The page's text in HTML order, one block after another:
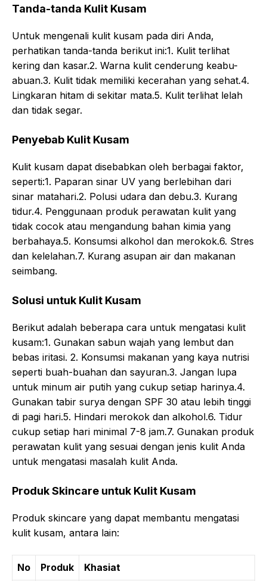
Tanda-tanda Kulit Kusam
Untuk mengenali kulit kusam pada diri Anda,
perhatikan tanda-tanda berikut ini:1. Kulit terlihat
kering dan kasar.2. Warna kulit cenderung keabu-
abuan.3. Kulit tidak memiliki kecerahan yang sehat.4.
Lingkaran hitam di sekitar mata.5. Kulit terlihat lelah
dan tidak segar.
Penyebab Kulit Kusam
Kulit kusam dapat disebabkan oleh berbagai faktor,
seperti:1. Paparan sinar UV yang berlebihan dari
sinar matahari.2. Polusi udara dan debu.3. Kurang
tidur.4. Penggunaan produk perawatan kulit yang
tidak cocok atau mengandung bahan kimia yang
berbahaya.5. Konsumsi alkohol dan merokok.6. Stres
dan kelelahan.7. Kurang asupan air dan makanan
seimbang.
Solusi untuk Kulit Kusam
Berikut adalah beberapa cara untuk mengatasi kulit
kusam:1. Gunakan sabun wajah yang lembut dan
bebas iritasi. 2. Konsumsi makanan yang kaya nutrisi
seperti buah-buahan dan sayuran.3. Jangan lupa
untuk minum air putih yang cukup setiap harinya.4.
Gunakan tabir surya dengan SPF 30 atau lebih tinggi
di pagi hari.5. Hindari merokok dan alkohol.6. Tidur
cukup setiap hari minimal 7-8 jam.7. Gunakan produk
perawatan kulit yang sesuai dengan jenis kulit Anda
untuk mengatasi masalah kulit Anda.
Produk Skincare untuk Kulit Kusam
Produk skincare yang dapat membantu mengatasi
kulit kusam, antara lain:
No Produk Khasiat